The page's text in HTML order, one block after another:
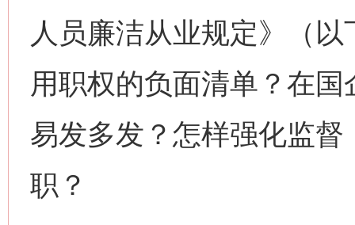
人员廉洁从业规定》（
用职权的负面清单？在
易发多发？怎样强化监
职？